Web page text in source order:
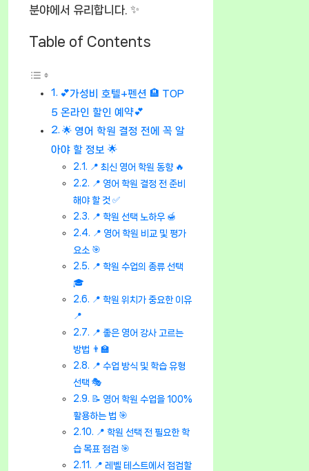
분야에서 유리합니다. ✨
Table of Contents
💕가성비 호텔+펜션 🏨 TOP
5 온라인 할인 예약💕
🌟 영어 학원 결정 전에 꼭 알
아야 할 정보 🌟
📍 최신 영어 학원 동향 🔥
📍 영어 학원 결정 전 준비
해야 할 것 ✅
📍 학원 선택 노하우 🍯
📍 영어 학원 비교 및 평가
요소 🎯
📍 학원 수업의 종류 선택
🎓
📍 학원 위치가 중요한 이유
📍
📍 좋은 영어 강사 고르는
방법 👨‍🏫
📍 수업 방식 및 학습 유형
선택 🎭
📝 영어 학원 수업을 100%
활용하는 법 🎯
📍 학원 선택 전 필요한 학
습 목표 점검 🎯
📍 레벨 테스트에서 점검할